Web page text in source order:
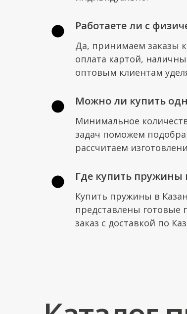
Работаете ли с
Да, принимаем заказы
оплата картой,
оптовым клиентам
Можно ли купить
Минимальное
задач поможем
рассчитаем
Где купить пружины
Купить пружины в
представлены
заказ с доставкой по